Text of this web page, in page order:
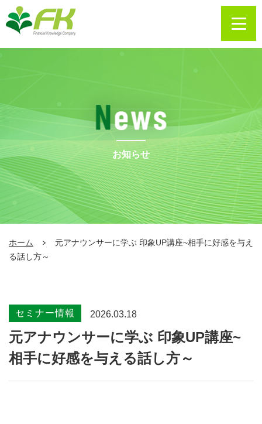
お知らせ
ホーム
元アナウンサーに学ぶ 印象UP講座~相手に好感を与え
る話し方～
セミナー情報 2026.03.18
元アナウンサーに学ぶ 印象UP講座~
相手に好感を与える話し方～